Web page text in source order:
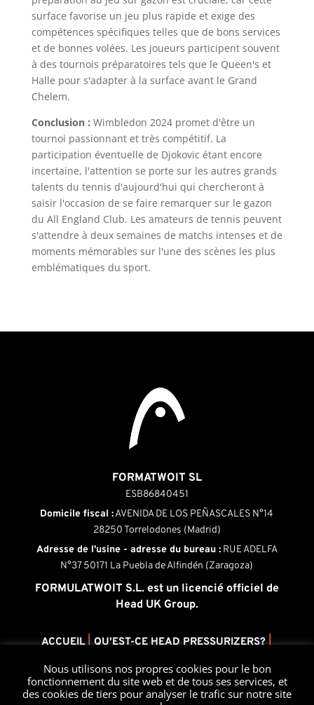
surface favorise un jeu plus rapide et exige des
compétences spécifiques telles que de bons services
et de bonnes volées. Les joueurs participent souvent
à des tournois préparatoires tels que le Queen's et
Halle pour s'adapter à la surface avant le Grand
Chelem.
Conclusion : Wimbledon 2024 promet d'être un
tournoi passionnant et très compétitif. La
participation éventuelle de Djokovic étant encore
incertaine, l'attention se porte sur les autres grands
talents du tennis d'aujourd'hui qui chercheront à
saisir l'occasion de se faire remarquer sur le gazon
du All England Club. Les amateurs de tennis peuvent
s'attendre à deux semaines de matchs intenses et de
moments mémorables sur l'une des scènes les plus
emblématiques du sport.
FORMATWOIT SL
ESB86840451
Domicile fiscal :AVENIDA DE LOS PEÑASCALES N°14
28250 Torrelodones (Madrid)
Adresse de l'usine - adresse du bureau :RUE ADELFA
N°37 50171 La Puebla de Alfindén (Zaragoza)
FORMULATWOIT S.L. est un licencié officiel de
Head UK Group.
ACCUEIL|QU'EST-CE HEAD PRESSURIZERS?|
CONTACT
Avis juridique-Politique de confidentialité- Politique en
Nous utilisons nos propres cookies pour le bon
fonctionnement du site web et de tous ses services, et
des cookies de tiers pour analyser le trafic sur notre site